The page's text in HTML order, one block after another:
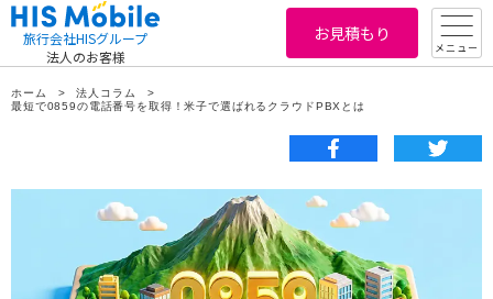
旅行会社HISグループ
法人のお客様
お見積もり
メニュー
ホーム
法人コラム
最短で0859の電話番号を取得！米子で選ばれるクラウドPBXとは